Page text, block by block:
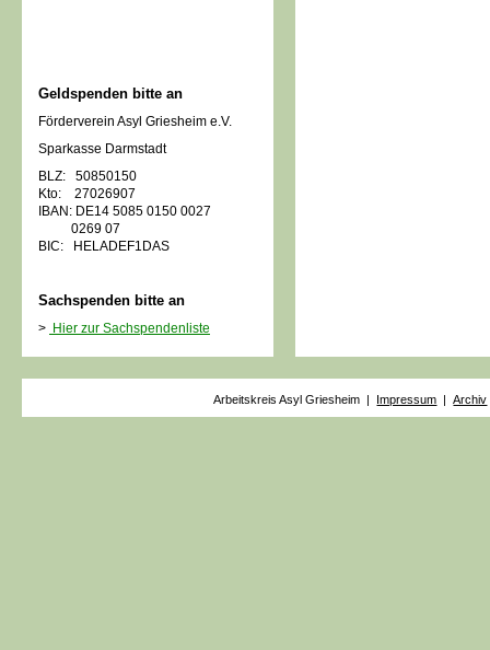
Geldspenden bitte an
Förderverein Asyl Griesheim e.V.
Sparkasse Darmstadt
BLZ: 50850150
Kto: 27026907
IBAN: DE14 5085 0150 0027
0269 07
BIC: HELADEF1DAS
Sachspenden bitte an
> Hier zur Sachspendenliste
Arbeitskreis Asyl Griesheim | Impressum |Archiv